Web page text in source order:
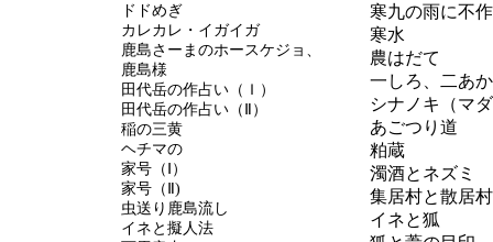
ドドめぎ
カレカレ・イガイガ
鹿島さーまのホースケジョ、
鹿島様
田代岳の作占い（Ｉ）
田代岳の作占い（Ⅱ）
稲の三黄
ヘチマの
家号（Ⅰ）
家号（Ⅱ)
虫送り鹿島流し
イネと擬人法
寒九の雨に不
寒水
農はだて
一しろ、二あ
シナノキ（マ
あごつり道
粕蔵
濁酒とネズミ
集居村と散居村
イネと狐